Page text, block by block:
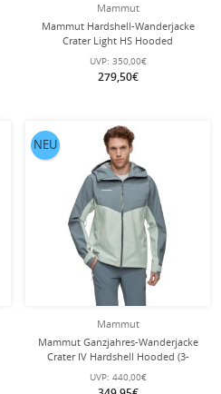
Mammut
Mammut Hardshell-Wanderjacke
Crater Light HS Hooded
(wasserdicht, atmungsaktiv)
marineblau Herren
UVP: 350,00€
279,50€
Mammut
Mammut Ganzjahres-Wanderjacke
Crater IV Hardshell Hooded (3-
Lagen, wasserdicht, strapazierfähig)
grau Herren
UVP: 440,00€
NEU